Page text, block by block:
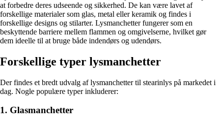
at forbedre deres udseende og sikkerhed. De kan være lavet af
forskellige materialer som glas, metal eller keramik og findes i
forskellige designs og stilarter. Lysmanchetter fungerer som en
beskyttende barriere mellem flammen og omgivelserne, hvilket gør
dem ideelle til at bruge både indendørs og udendørs.
Forskellige typer lysmanchetter
Der findes et bredt udvalg af lysmanchetter til stearinlys på markedet i
dag. Nogle populære typer inkluderer:
1. Glasmanchetter